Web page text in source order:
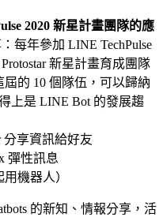
2020 新星計畫團隊的應
每年參加 LINE TechPulse
新星計畫育成團隊
的 10 個隊伍，可以歸納
上是 LINE Bot 的發展趨
分享資訊給好友
彈性訊息
機器人）
的新知、情報分享，活